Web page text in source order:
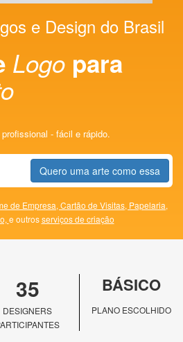
e Design do Brasil
Logo para
- fácil e rápido.
Quero uma arte como essa
de Empresa, Cartão de Visitas, Papelaria,
e outrosserviços de criação
35
DESIGNERS
BÁSICO
PLANO ESCOLHIDO